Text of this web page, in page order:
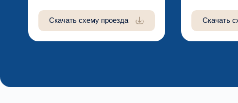
Скачать схему проезда Скачать